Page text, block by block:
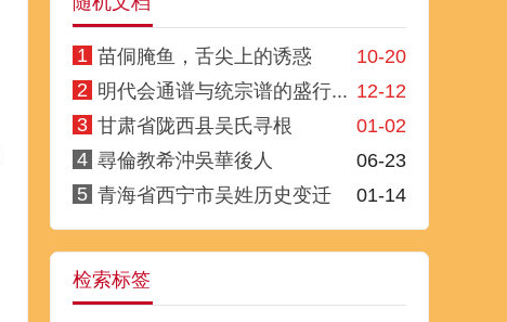
1 10-20
苗侗腌鱼，舌尖上的诱惑
2
12-12
明代会通谱与统宗谱的盛行...
3
01-02
甘肃省陇西县吴氏寻根
4
06-23
尋倫教希沖吳華後人
5
01-14
青海省西宁市吴姓历史变迁
检索标签